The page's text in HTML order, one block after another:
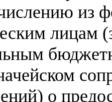
из
лицам
о